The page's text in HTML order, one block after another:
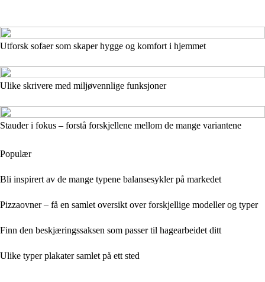
Utforsk sofaer som skaper hygge og komfort i hjemmet
Ulike skrivere med miljøvennlige funksjoner
Stauder i fokus – forstå forskjellene mellom de mange variantene
Populær
Bli inspirert av de mange typene balansesykler på markedet
Pizzaovner – få en samlet oversikt over forskjellige modeller og typer
Finn den beskjæringssaksen som passer til hagearbeidet ditt
Ulike typer plakater samlet på ett sted